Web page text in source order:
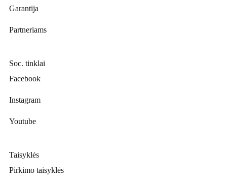
Garantija
Partneriams
Soc. tinklai
Facebook
Instagram
Youtube
Taisyklės
Pirkimo taisyklės